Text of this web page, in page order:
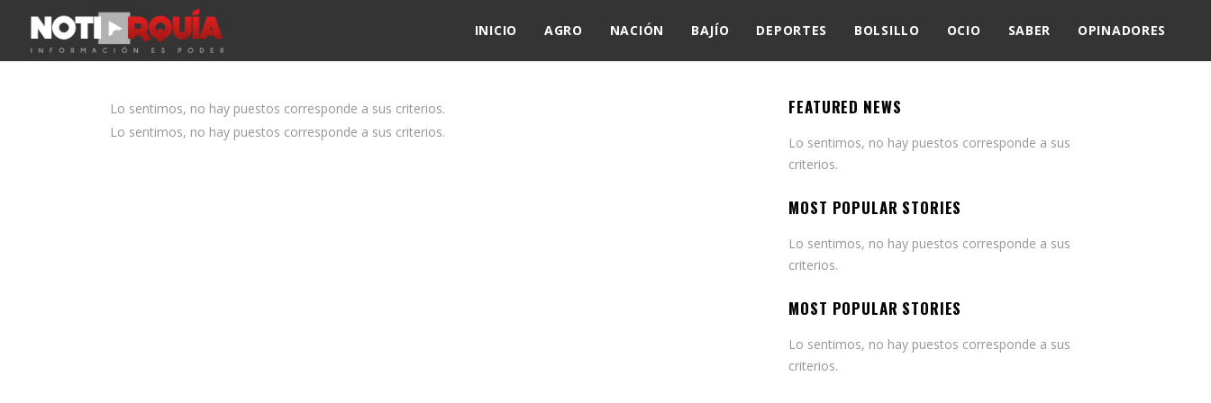
INICIO AGRO NACIÓN BAJÍO DEPORTES BOLSILLO OCIO SABER OPINADORES
Lo sentimos, no hay puestos corresponde a sus criterios.
Lo sentimos, no hay puestos corresponde a sus criterios.
FEATURED NEWS
Lo sentimos, no hay puestos corresponde a sus
criterios.
MOST POPULAR STORIES
Lo sentimos, no hay puestos corresponde a sus
criterios.
MOST POPULAR STORIES
Lo sentimos, no hay puestos corresponde a sus
criterios.